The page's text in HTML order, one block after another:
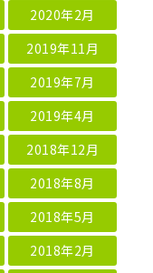
2020年2月
2019年11月
2019年7月
2019年4月
2018年12月
2018年8月
2018年5月
2018年2月